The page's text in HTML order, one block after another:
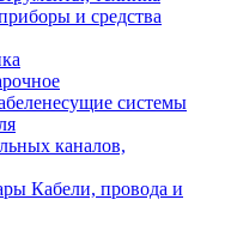
и средства
системы
каналов,
Кабели, провода и